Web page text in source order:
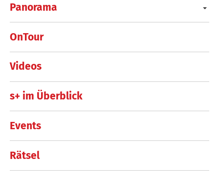
Panorama
OnTour
Videos
s+ im Überblick
Events
Rätsel